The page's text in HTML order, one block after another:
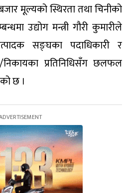
मूल्यको स्थिरता तथा चिनीको
उद्योग मन्त्री गौरी कुमारीले
सङ्घका पदाधिकारी र
निकायका प्रतिनिधिसँग छलफल
छ ।